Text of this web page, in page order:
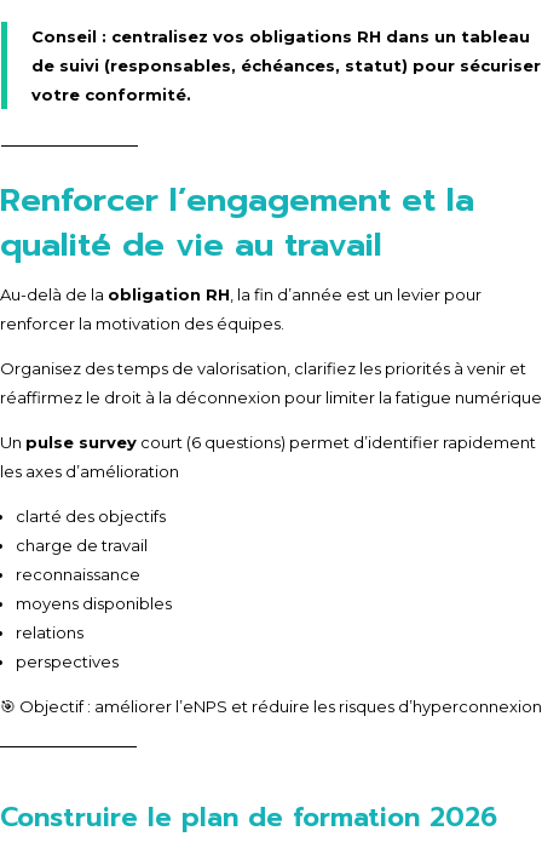
Conseil : centralisez vos obligations RH dans un tableau
de suivi (responsables, échéances, statut) pour sécuriser
votre conformité.
Renforcer l’engagement et la
qualité de vie au travail
Au-delà de la obligation RH , la fin d’année est un levier pour
renforcer la motivation des équipes.
Organisez des temps de valorisation, clarifiez les priorités à venir et
réaffirmez le droit à la déconnexion pour limiter la fatigue
Un pulse survey court (6 questions) permet d’identifier rapidement
les axes d’amélioration
clarté des objectifs
charge de travail
reconnaissance
moyens disponibles
relations
perspectives
🎯 Objectif : améliorer l’eNPS et réduire les risques
Construire le plan de formation 2026